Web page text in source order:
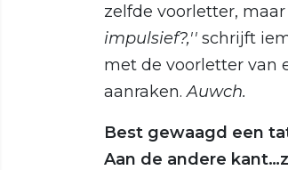
zelfde voorletter,
impulsief?,'' schrijft
met de voorletter van
aanraken.Auwch.
Best gewaagd een
Aan de andere